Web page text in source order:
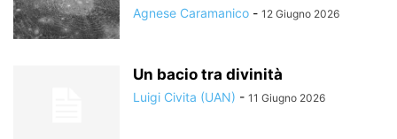
Agnese Caramanico - 12 Giugno 2026
Un bacio tra divinità
Luigi Civita (UAN) - 11 Giugno 2026